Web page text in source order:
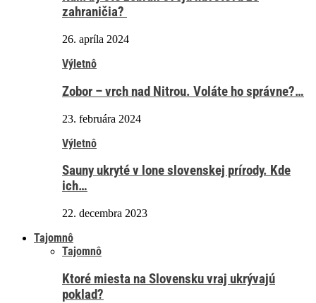
zahraničia?
26. apríla 2024
Výletnô
Zobor – vrch nad Nitrou. Voláte ho správne?…
23. februára 2024
Výletnô
Sauny ukryté v lone slovenskej prírody. Kde
ich…
22. decembra 2023
Tajomnô
Tajomnô
Ktoré miesta na Slovensku vraj ukrývajú
poklad?